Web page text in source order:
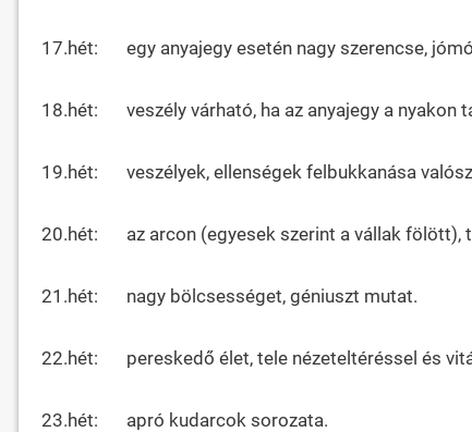
17.hét: egy anyajegy esetén nagy szerencse,
18.hét: veszély várható, ha az anyajegy a nyakon
19.hét: veszélyek, ellenségek felbukkanása
20.hét: az arcon (egyesek szerint a vállak
21.hét: nagy bölcsességet, géniuszt mutat.
22.hét: pereskedő élet, tele nézeteltéréssel és
23.hét: apró kudarcok sorozata.